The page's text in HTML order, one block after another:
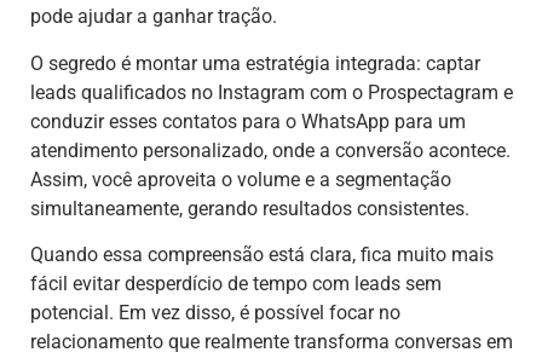
pode ajudar a ganhar tração.
O segredo é montar uma estratégia integrada: captar
leads qualificados no Instagram com o Prospectagram e
conduzir esses contatos para o WhatsApp para um
atendimento personalizado, onde a conversão acontece.
Assim, você aproveita o volume e a segmentação
simultaneamente, gerando resultados consistentes.
Quando essa compreensão está clara, fica muito mais
fácil evitar desperdício de tempo com leads sem
potencial. Em vez disso, é possível focar no
relacionamento que realmente transforma conversas em